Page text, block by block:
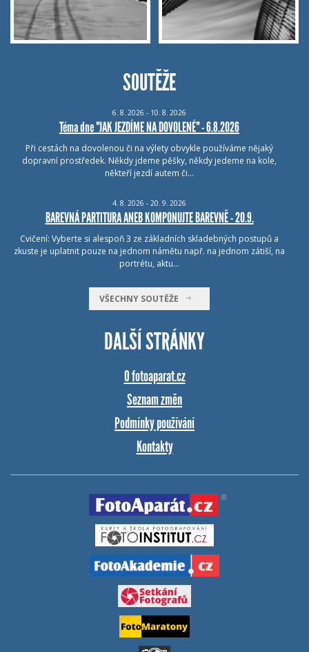
SOUTĚŽE
6. 8. 2026 - 10. 8. 2026
Téma dne "JAK JEZDÍME NA DOVOLENÉ" - 6.8.2026
Při cestách na dovolenou či na výlety obvykle používáme nějaký
dopravní prostředek. Někdy jdeme pěšky, někdy jedeme na kole,
někteří jezdí autem či…
4. 8. 2026 - 20. 9. 2026
BAREVNÁ PARTITURA ANEB KOMPONUJTE BAREVNĚ - 20.9.
Cvičení: Vyberte si alespoň 3 ze základních skladebných postupů a
zkuste je uplatnit pouze na jednom námětu např. na jednom zátiší, na
portrétu, aktu…
VŠECHNY SOUTĚŽE
DALŠÍ STRÁNKY
O fotoaparat.cz
Seznam změn
Podmínky používání
Kontakty